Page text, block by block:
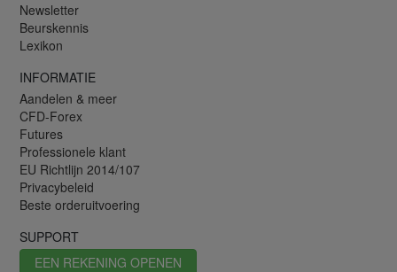
Newsletter
Beurskennis
Lexikon
INFORMATIE
Aandelen & meer
CFD-Forex
Futures
Professionele klant
EU Richtlijn 2014/107
Privacybeleid
Beste orderuitvoering
SUPPORT
EEN REKENING OPENEN